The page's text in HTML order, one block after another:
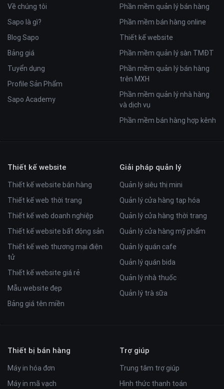
Về chúng tôi
Sapo là gì?
Blog Sapo
Bảng giá
Tuyển dụng
Profile Sản Phẩm
Sapo Academy
Phần mềm quản lý bán hàng
Phần mềm bán hàng online
Thiết kế website
Phần mềm quản lý sàn TMĐT
Phần mềm quản lý bán hàng
trên MXH
Phần mềm quản lý nhà hàng
và dịch vụ
Phần mềm bán hàng hợp kênh
Thiết kế website
Thiết kế website bán hàng
Thiết kế web thời trang
Thiết kế web doanh nghiệp
Thiết kế website bất động sản
Thiết kế web thương mại điện
tử
Thiết kế website giá rẻ
Mẫu website đẹp
Bảng giá tên miền
Giải pháp quản lý
Quản lý siêu thị mini
Quản lý cửa hàng tạp hóa
Quản lý cửa hàng thời trang
Quản lý cửa hàng mỹ phẩm
Quản lý quán cafe
Quản lý quán bida
Quản lý nhà thuốc
Quản lý trà sữa
Thiết bị bán hàng
Máy in hóa đơn
Máy in mã vạch
Trợ giúp
Trung tâm trợ giúp
Hình thức thanh toán